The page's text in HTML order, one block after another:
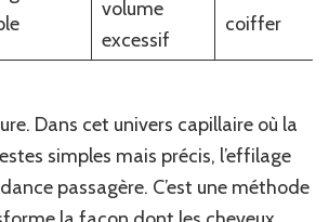
volume
excessif
coiffer
Dans cet univers capillaire où la
simples mais précis, l’effilage
passagère. C’est une méthode